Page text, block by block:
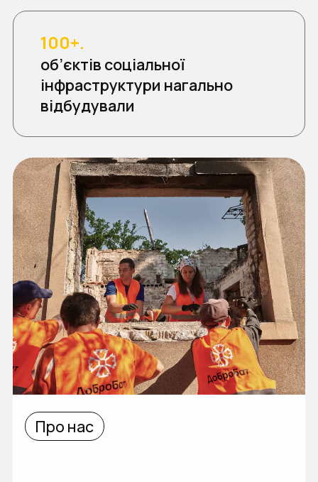
100+.
об’єктів соціальної
інфраструктури нагально
відбудували
Про нас